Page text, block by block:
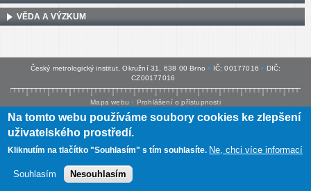
VĚDA A VÝZKUM
Český metrologický institut, Okružní 31, 638 00 Brno • IČ: 00177016 • DIČ:
CZ00177016
Mapa webu • Prohlášení o přístupnosti
Na tomto webu používáme soubory cookies ke zlepšení
uživatelského prostředí.
Kliknutím na tlačítko "Souhlasím" s tím souhlasíte. Ne, chci více informací
Souhlasím Nesouhlasím